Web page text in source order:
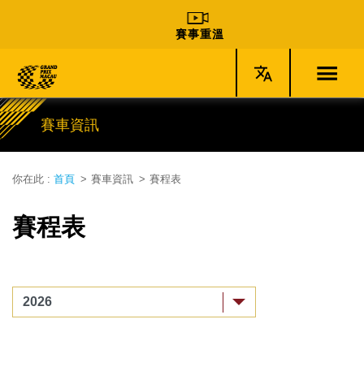
賽事重溫
賽車資訊
你在此 : 首頁 賽車資訊 賽程表
賽程表